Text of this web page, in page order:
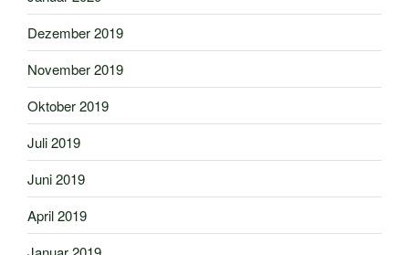
Dezember 2019
November 2019
Oktober 2019
Juli 2019
Juni 2019
April 2019